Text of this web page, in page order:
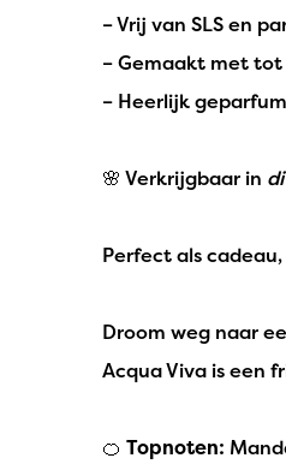
– Vrij van SLS en
– Gemaakt met
– Heerlijk
🌸 Verkrijgbaar in
Perfect als
Droom weg naar
Acqua Viva is een
🍊 Topnoten: